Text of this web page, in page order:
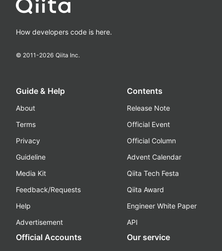
How developers code is here.
© 2011-2026 Qiita Inc.
Guide & Help
About
Terms
Privacy
Guideline
Media Kit
Feedback/Requests
Help
Advertisement
Contents
Release Note
Official Event
Official Column
Advent Calendar
Qiita Tech Festa
Qiita Award
Engineer White Paper
API
Official Accounts Our service